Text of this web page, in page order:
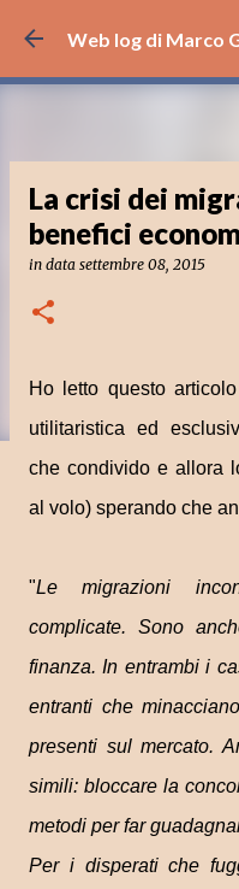
Passa ai
Web log di Marco
La crisi dei
benefici
in data settembre 08, 2015
Ho letto questo
utilitaristica ed
che condivido e allora
al volo) sperando che
"Le migrazioni
complicate. Sono
finanza. In entrambi i
entranti che
presenti sul mercato.
simili: bloccare la
metodi per far
Per i disperati che